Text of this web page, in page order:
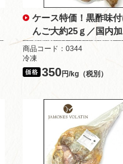
ケース特価！黒酢味
んご大約25ｇ／国内
商品コード：0344
冷凍
350円/kg（税別）